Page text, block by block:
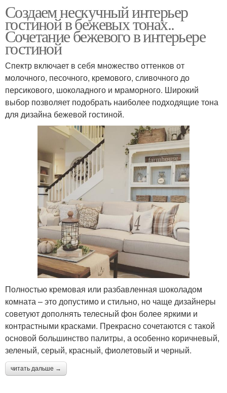
Создаем нескучный интерьер
гостиной в бежевых тонах..
Сочетание бежевого в интерьере
гостиной
Спектр включает в себя множество оттенков от
молочного, песочного, кремового, сливочного до
персикового, шоколадного и мраморного. Широкий
выбор позволяет подобрать наиболее подходящие тона
для дизайна бежевой гостиной.
Полностью кремовая или разбавленная шоколадом
комната – это допустимо и стильно, но чаще дизайнеры
советуют дополнять телесный фон более яркими и
контрастными красками. Прекрасно сочетаются с такой
основой большинство палитры, а особенно коричневый,
зеленый, серый, красный, фиолетовый и черный.
читать дальше →